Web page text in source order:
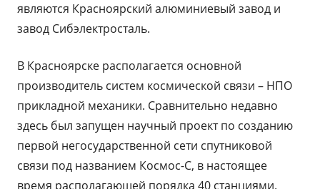
являются Красноярский алюминиевый завод и
завод Сибэлектросталь.
В Красноярске располагается основной
производитель систем космической связи – НПО
прикладной механики. Сравнительно недавно
здесь был запущен научный проект по созданию
первой негосударственной сети спутниковой
связи под названием Космос-С, в настоящее
время располагающей порядка 40 станциями.